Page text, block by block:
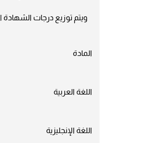
ويتم توزيع درجات الشهادة الإعدادية الترم الثانى 2024 لطلاب
المادة
اللغة العربية
اللغة الإنجليزية